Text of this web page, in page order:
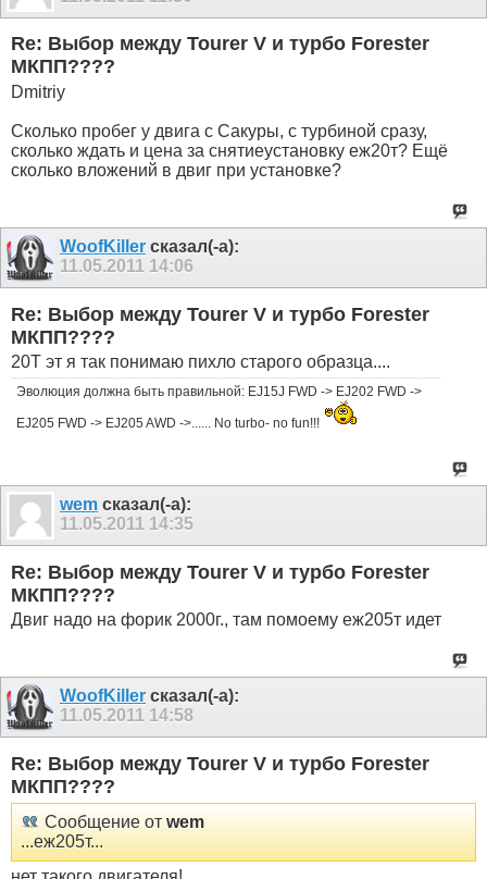
Re: Выбор между Tourer V и турбо Forester
МКПП????
Dmitriy
Сколько пробег у двига с Сакуры, с турбиной сразу,
сколько ждать и цена за снятиеустановку еж20т? Ещё
сколько вложений в двиг при установке?
WoofKiller сказал(-а):
11.05.2011 14:06
Re: Выбор между Tourer V и турбо Forester
МКПП????
20T эт я так понимаю пихло старого образца....
Эволюция должна быть правильной: EJ15J FWD -> EJ202 FWD ->
EJ205 FWD -> EJ205 AWD ->...... No turbo- no fun!!!
wem сказал(-а):
11.05.2011 14:35
Re: Выбор между Tourer V и турбо Forester
МКПП????
Двиг надо на форик 2000г., там помоему еж205т идет
WoofKiller сказал(-а):
11.05.2011 14:58
Re: Выбор между Tourer V и турбо Forester
МКПП????
Сообщение от wem
...еж205т...